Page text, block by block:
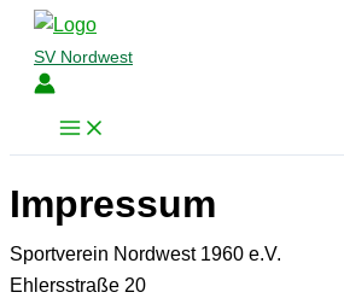
Zum
Inhalt
springen
SV Nordwest
Impressum
Sportverein Nordwest 1960 e.V.
Ehlersstraße 20